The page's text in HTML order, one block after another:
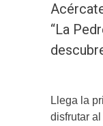
“La
Llega la
disfrutar